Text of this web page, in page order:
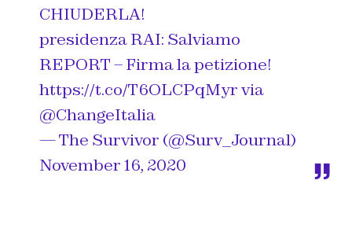
CHIUDERLA!
presidenza RAI: Salviamo
REPORT – Firma la petizione!
https://t.co/T6OLCPqMyrvia
@ChangeItalia
— The Survivor (@Surv_Journal)
November 16, 2020